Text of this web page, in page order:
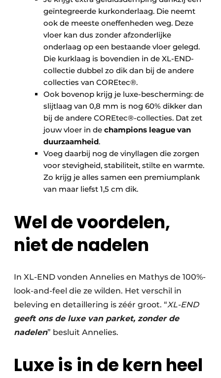
geïntegreerde kurkonderlaag. Die neemt
ook de meeste oneffenheden weg. Deze
vloer kan dus zonder afzonderlijke
onderlaag op een bestaande vloer gelegd.
Die kurklaag is bovendien in de XL-END-
collectie dubbel zo dik dan bij de andere
collecties van COREtec®.
Ook bovenop krijg je luxe-bescherming: de
slijtlaag van 0,8 mm is nog 60% dikker dan
bij de andere COREtec®-collecties. Dat zet
jouw vloer in de champions league van
duurzaamheid.
Voeg daarbij nog de vinyllagen die zorgen
voor stevigheid, stabiliteit, stilte en warmte.
Zo krijg je alles samen een premiumplank
van maar liefst 1,5 cm dik.
Wel de voordelen,
niet de nadelen
In XL-END vonden Annelies en Mathys de 100%-
look-and-feel die ze wilden. Het verschil in
beleving en detaillering is zéér groot. “XL-END
geeft ons de luxe van parket, zonder de
nadelen” besluit Annelies.
Luxe is in de kern heel